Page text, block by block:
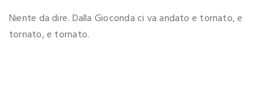
Niente da dire. Dalla Gioconda ci va andato e tornato, e
tornato, e tornato.